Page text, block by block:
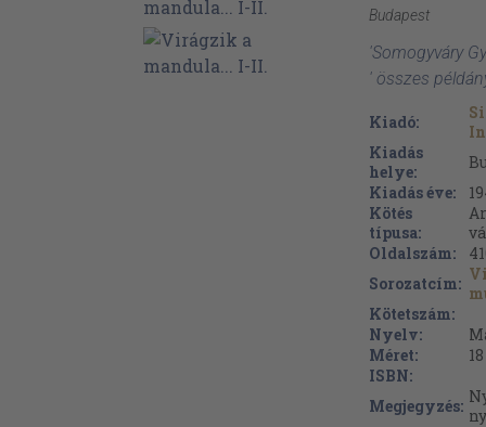
Budapest
'Somogyváry
' összes
Kiadó:
Kiadás
helye:
Kiadás éve:
Kötés
típusa:
Oldalszám:
Sorozatcím:
Kötetszám:
Nyelv:
Méret:
ISBN:
Megjegyzés: